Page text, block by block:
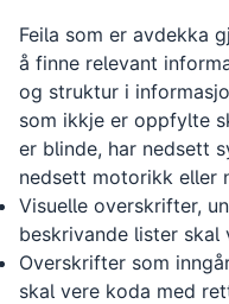
Feila som er avdekka
å finne relevant
og struktur i
som ikkje er oppfylte
er blinde, har nedsett
nedsett motorikk eller
Visuelle overskrifter,
beskrivande lister skal
Overskrifter som
skal vere koda med